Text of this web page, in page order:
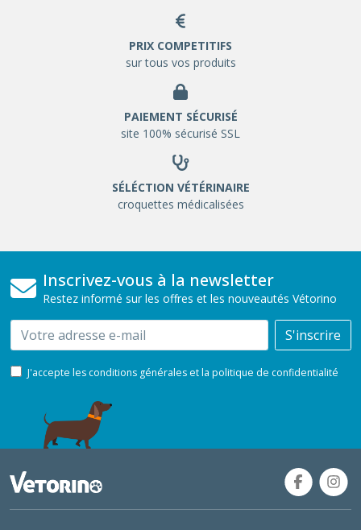
PRIX COMPETITIFS
sur tous vos produits
PAIEMENT SÉCURISÉ
site 100% sécurisé SSL
SÉLÉCTION VÉTÉRINAIRE
croquettes médicalisées
Inscrivez-vous à la newsletter
Restez informé sur les offres et les nouveautés Vétorino
Email S'inscrire
J'accepte les conditions générales et la politique de confidentialité